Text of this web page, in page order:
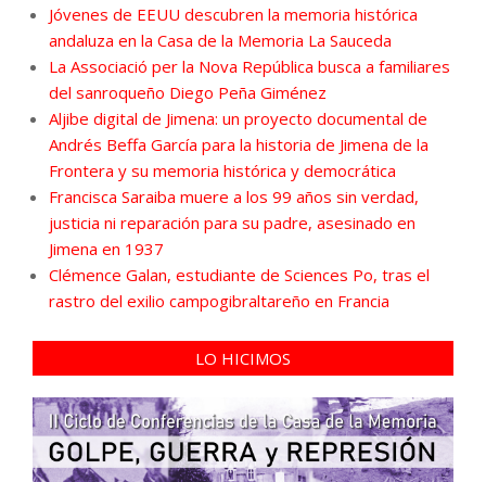
Jóvenes de EEUU descubren la memoria histórica
andaluza en la Casa de la Memoria La Sauceda
La Associació per la Nova República busca a familiares
del sanroqueño Diego Peña Giménez
Aljibe digital de Jimena: un proyecto documental de
Andrés Beffa García para la historia de Jimena de la
Frontera y su memoria histórica y democrática
Francisca Saraiba muere a los 99 años sin verdad,
justicia ni reparación para su padre, asesinado en
Jimena en 1937
Clémence Galan, estudiante de Sciences Po, tras el
rastro del exilio campogibraltareño en Francia
LO HICIMOS